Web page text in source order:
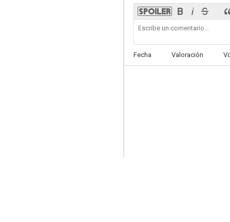
--
Fecha Valoración